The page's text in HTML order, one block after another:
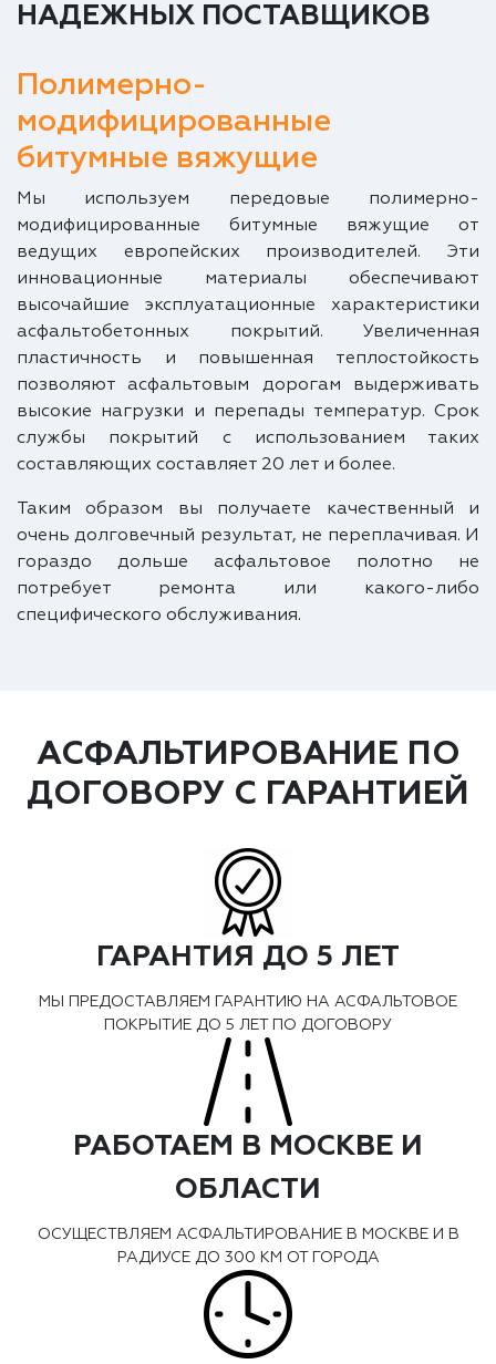
НАДЕЖНЫХ ПОСТАВЩИКОВ
Полимерно-
модифицированные
битумные вяжущие
Мы используем передовые полимерно-
модифицированные битумные вяжущие от
ведущих европейских производителей. Эти
инновационные материалы обеспечивают
высочайшие эксплуатационные характеристики
асфальтобетонных покрытий. Увеличенная
пластичность и повышенная теплостойкость
позволяют асфальтовым дорогам выдерживать
высокие нагрузки и перепады температур. Срок
службы покрытий с использованием таких
составляющих составляет 20 лет и более.
Таким образом вы получаете качественный и
очень долговечный результат, не переплачивая. И
гораздо дольше асфальтовое полотно не
потребует ремонта или какого-либо
специфического обслуживания.
АСФАЛЬТИРОВАНИЕ ПО
ДОГОВОРУ С ГАРАНТИЕЙ
ГАРАНТИЯ ДО 5 ЛЕТ
МЫ ПРЕДОСТАВЛЯЕМ ГАРАНТИЮ НА АСФАЛЬТОВОЕ
ПОКРЫТИЕ ДО 5 ЛЕТ ПО ДОГОВОРУ
РАБОТАЕМ В МОСКВЕ И
ОБЛАСТИ
ОСУЩЕСТВЛЯЕМ АСФАЛЬТИРОВАНИЕ В МОСКВЕ И В
РАДИУСЕ ДО 300 КМ ОТ ГОРОДА